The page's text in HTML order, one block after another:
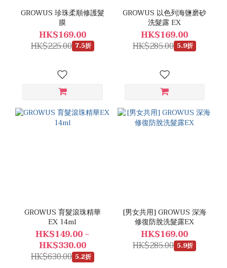
GROWUS 珍珠柔順修護髮
膜
HK$169.00
HK$225.00 7.5折
GROWUS 以色列海鹽磨砂
洗髮露 EX
HK$169.00
HK$285.00 5.9折
GROWUS 育髮滾珠精華
EX 14ml
HK$149.00 ~
HK$330.00
HK$630.00 5.2折
[男女共用] GROWUS 深海
修復防脫洗髮露EX
HK$169.00
HK$285.00 5.9折